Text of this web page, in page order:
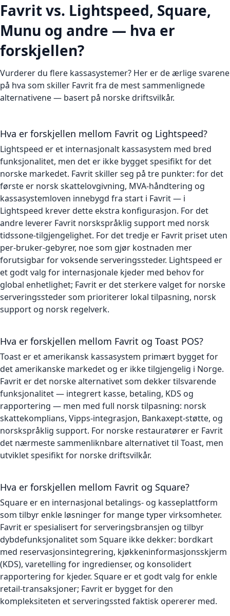
Favrit vs. Lightspeed, Square,
Munu og andre — hva er
forskjellen?
Vurderer du flere kassasystemer? Her er de ærlige svarene
på hva som skiller Favrit fra de mest sammenlignede
alternativene — basert på norske driftsvilkår.
Hva er forskjellen mellom Favrit og Lightspeed?
Lightspeed er et internasjonalt kassasystem med bred
funksjonalitet, men det er ikke bygget spesifikt for det
norske markedet. Favrit skiller seg på tre punkter: for det
første er norsk skattelovgivning, MVA-håndtering og
kassasystemloven innebygd fra start i Favrit — i
Lightspeed krever dette ekstra konfigurasjon. For det
andre leverer Favrit norskspråklig support med norsk
tidssone-tilgjengelighet. For det tredje er Favrit priset uten
per-bruker-gebyrer, noe som gjør kostnaden mer
forutsigbar for voksende serveringssteder. Lightspeed er
et godt valg for internasjonale kjeder med behov for
global enhetlighet; Favrit er det sterkere valget for norske
serveringssteder som prioriterer lokal tilpasning, norsk
support og norsk regelverk.
Hva er forskjellen mellom Favrit og Toast POS?
Toast er et amerikansk kassasystem primært bygget for
det amerikanske markedet og er ikke tilgjengelig i Norge.
Favrit er det norske alternativet som dekker tilsvarende
funksjonalitet — integrert kasse, betaling, KDS og
rapportering — men med full norsk tilpasning: norsk
skattekomplians, Vipps-integrasjon, Bankaxept-støtte, og
norskspråklig support. For norske restauratører er Favrit
det nærmeste sammenliknbare alternativet til Toast, men
utviklet spesifikt for norske driftsvilkår.
Hva er forskjellen mellom Favrit og Square?
Square er en internasjonal betalings- og kasseplattform
som tilbyr enkle løsninger for mange typer virksomheter.
Favrit er spesialisert for serveringsbransjen og tilbyr
dybdefunksjonalitet som Square ikke dekker: bordkart
med reservasjonsintegrering, kjøkkeninformasjonsskjerm
(KDS), varetelling for ingredienser, og konsolidert
rapportering for kjeder. Square er et godt valg for enkle
retail-transaksjoner; Favrit er bygget for den
kompleksiteten et serveringssted faktisk opererer med.